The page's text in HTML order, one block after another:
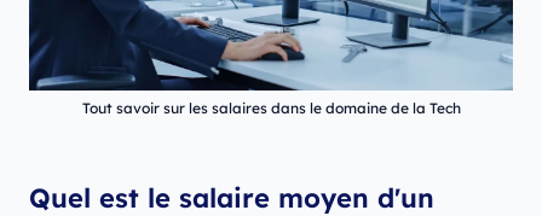
Tout savoir sur les salaires dans le domaine de la Tech
Quel est le salaire moyen d'un